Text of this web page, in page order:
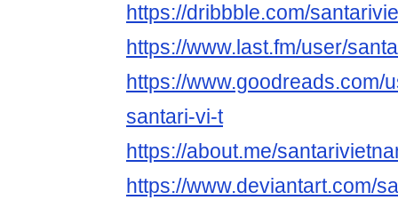
https://dribbble.com/
https://www.last.fm/user/
https://www.goodreads.com/
santari-vi-t
https://about.me/
https://www.deviantart.com/